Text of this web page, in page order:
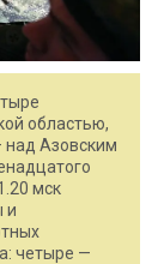
областью,
над Азовским
мск
и
четыре —